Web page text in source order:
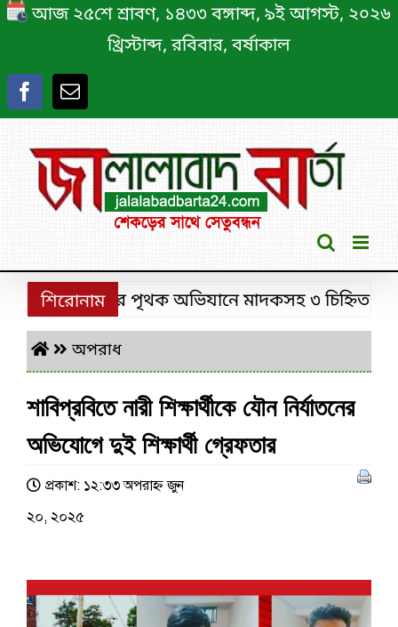
Skip
content
আজ ২৫শে শ্রাবণ, ১৪৩৩ বঙ্গাব্দ, ৯ই আগস্ট, ২০২৬
খ্রিস্টাব্দ, রবিবার, বর্ষাকাল
শিরোনাম
শ্রীমঙ্গলে ডিবির পৃথক অভিযানে মাদকসহ ৩ চিহ্নিত মাদক
অপরাধ
শাবিপ্রবিতে নারী শিক্ষার্থীকে যৌন নির্যাতনের
অভিযোগে দুই শিক্ষার্থী গ্রেফতার
প্রকাশ: ১২:৩৩ অপরাহ্ণ জুন
২০, ২০২৫